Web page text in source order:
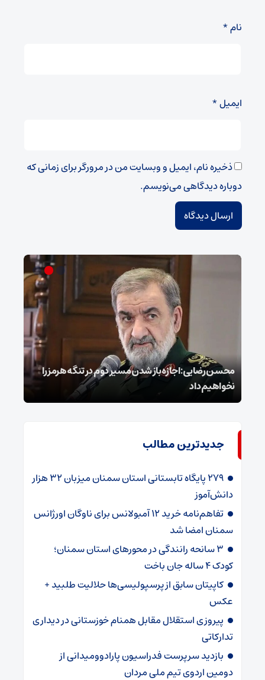
نام*
ایمیل*
ذخیره نام، ایمیل و وبسایت من در مرورگر برای زمانی که
دوباره دیدگاهی می‌نویسم.
محسن رضایی: اجازه باز شدن مسیر دوم در تنگه هرمز را
نخواهیم داد
جدیدترین مطالب
۲۷۹ پایگاه تابستانی استان سمنان میزبان ۳۲ هزار
دانش‌آموز
تفاهم‌نامه خرید ۱۲ آمبولانس برای ناوگان اورژانس
سمنان امضا شد
۳ سانحه رانندگی در محورهای استان سمنان؛
کودک ۴ ساله جان باخت
کاپیتان سابق از پرسپولیسی‌ها حلالیت طلبید +
عکس
پیروزی استقلال مقابل همنام خوزستانی در دیداری
تدارکاتی
بازدید سرپرست فدراسیون پارادوومیدانی از
دومین اردوی تیم ملی مردان